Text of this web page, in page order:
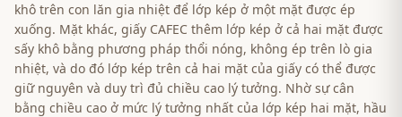
khô trên con lăn gia nhiệt để lớp kép ở một mặt được ép
xuống. Mặt khác, giấy CAFEC thêm lớp kép ở cả hai mặt được
sấy khô bằng phương pháp thổi nóng, không ép trên lò gia
nhiệt, và do đó lớp kép trên cả hai mặt của giấy có thể được
giữ nguyên và duy trì đủ chiều cao lý tưởng. Nhờ sự cân
bằng chiều cao ở mức lý tưởng nhất của lớp kép hai mặt, hầu